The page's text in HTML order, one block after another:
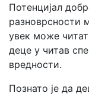
Потенцијал
разноврсности
увек може
деце у читав
вредности.
Познато је да